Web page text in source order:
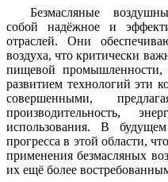
Безмасляные
собой надёжное и
отраслей. Они
воздуха, что критически
пищевой
развитием технологий эти
совершенными,
производительность,
использования. В
прогресса в этой области,
применения безмасляных
их ещё более